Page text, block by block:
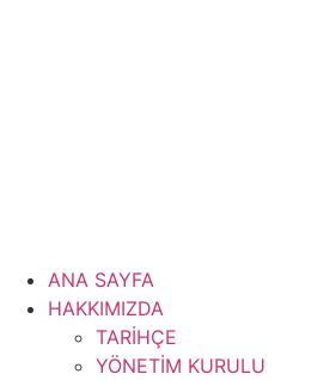
ANA SAYFA
HAKKIMIZDA
TARİHÇE
YÖNETİM KURULU